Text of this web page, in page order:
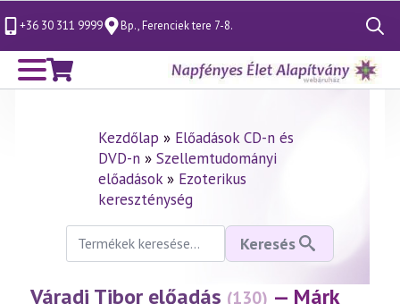
+36 30 311 9999 Bp., Ferenciek tere 7-8.
Search
for:
Kezdőlap » Előadások CD-n és
DVD-n» Szellemtudományi
előadások» Ezoterikus
kereszténység
Keresés
következőre:
Keresés
Váradi Tibor előadás (130) — Márk